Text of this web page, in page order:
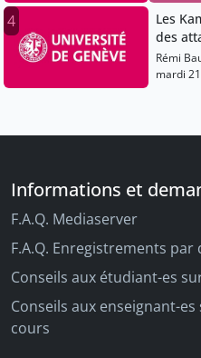
4
Les
des
Rémi
Blin,
mardi
Informations et
F.A.Q. Mediaserver
F.A.Q. Enregistrements par
Conseils aux étudiant-es
Conseils aux enseignant-
cours